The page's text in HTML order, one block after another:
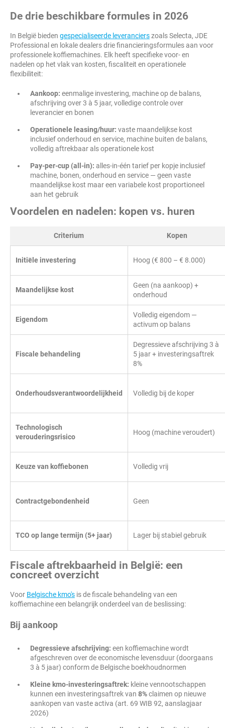
De drie beschikbare formules in 2026
In België bieden gespecialiseerde leverancierszoals Selecta, JDE
Professional en lokale dealers drie financieringsformules aan voor
professionele koffiemachines. Elk heeft specifieke voor- en
nadelen op het vlak van kosten, fiscaliteit en operationele
flexibiliteit:
Aankoop: eenmalige investering, machine op de balans,
afschrijving over 3 à 5 jaar, volledige controle over
leverancier en bonen
Operationele leasing/huur: vaste maandelijkse kost
inclusief onderhoud en service, machine buiten de balans,
volledig aftrekbaar als operationele kost
Pay-per-cup (all-in): alles-in-één tarief per kopje inclusief
machine, bonen, onderhoud en service — geen vaste
maandelijkse kost maar een variabele kost proportioneel
aan het gebruik
Voordelen en nadelen: kopen vs. huren
Criterium Kopen
Initiële investering Hoog (€ 800 – € 8.000)
Maandelijkse kost
Geen (na aankoop) +
onderhoud
Eigendom
Volledig eigendom —
activum op balans
Fiscale behandeling
Degressieve afschrijving 3 à
5 jaar + investeringsaftrek
8%
Onderhoudsverantwoordelijkheid Volledig bij de koper
Technologisch
verouderingsrisico
Hoog (machine veroudert)
Keuze van koffiebonen Volledig vrij
Contractgebondenheid Geen
TCO op lange termijn (5+ jaar) Lager bij stabiel gebruik
Fiscale aftrekbaarheid in België: een
concreet overzicht
Voor Belgische kmo's is de fiscale behandeling van een
koffiemachine een belangrijk onderdeel van de beslissing:
Bij aankoop
Degressieve afschrijving: een koffiemachine wordt
afgeschreven over de economische levensduur (doorgaans
3 à 5 jaar) conform de Belgische boekhoudnormen
Kleine kmo-investeringsaftrek: kleine vennootschappen
kunnen een investeringsaftrek van 8%claimen op nieuwe
aankopen van vaste activa (art. 69 WIB 92, aanslagjaar
2026)